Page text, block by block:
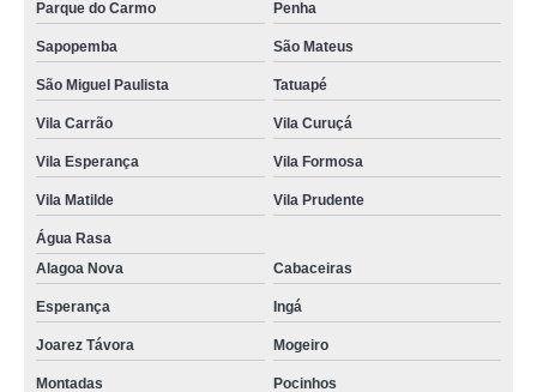
Parque do Carmo Penha
Sapopemba São Mateus
São Miguel Paulista Tatuapé
Vila Carrão Vila Curuçá
Vila Esperança Vila Formosa
Vila Matilde Vila Prudente
Água Rasa
Alagoa Nova
Cabaceiras
Esperança Ingá
Joarez Távora Mogeiro
Montadas Pocinhos